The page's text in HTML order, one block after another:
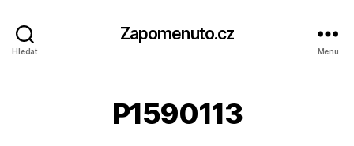
Hledat
Zapomenuto.cz
Menu
P1590113